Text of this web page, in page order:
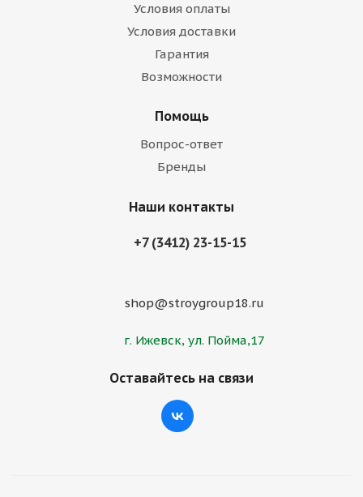
Условия оплаты
Условия доставки
Гарантия
Возможности
Помощь
Вопрос-ответ
Бренды
Наши контакты
+7 (3412) 23-15-15
shop@stroygroup18.ru
г. Ижевск, ул. Пойма,17
Оставайтесь на связи